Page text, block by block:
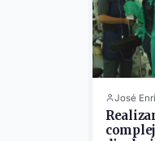
José